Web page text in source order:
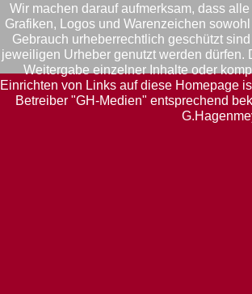
Wir machen darauf aufmerksam, dass
Grafiken, Logos und Warenzeichen
Gebrauch urheberrechtlich geschützt
jeweiligen Urheber genutzt werden
Weitergabe einzelner Inhalte oder
Einrichten von Links auf diese Homepage
Betreiber "GH-Medien" entsprechend